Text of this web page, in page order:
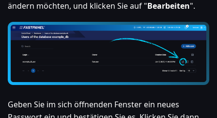
ändern möchten, und klicken Sie auf "Bearbeiten".
Geben Sie im sich öffnenden Fenster ein neues